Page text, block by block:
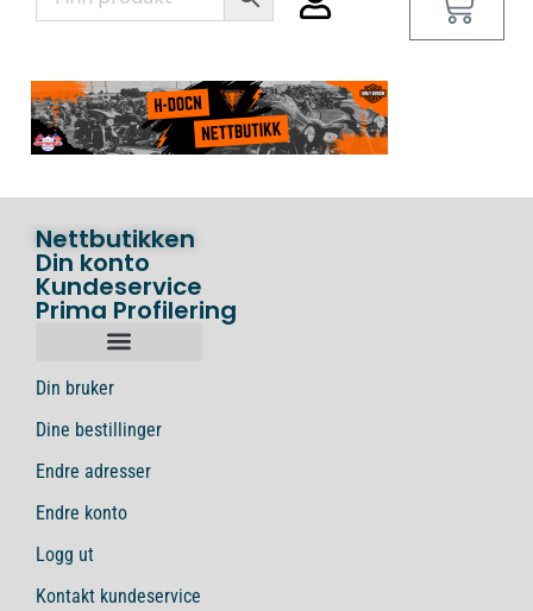
Nettbutikken
Din konto
Kundeservice
Prima Profilering
Din bruker
Dine bestillinger
Endre adresser
Endre konto
Logg ut
Kontakt kundeservice